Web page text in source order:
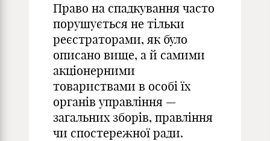
Право на спадкування часто
порушується не тільки
реєстраторами, як було
описано вище, а й самими
акціонерними
товариствами в особі їх
органів управління —
загальних зборів, правління
чи спостережної ради.